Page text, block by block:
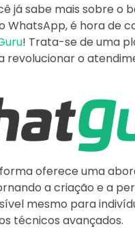
já sabe mais sobre o
WhatsApp, é hora de
! Trata-se de uma
revolucionar o
oferece uma
a criação e a
mesmo para
técnicos avançados.